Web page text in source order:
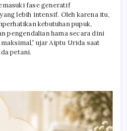
fase generatif
lebih intensif. Oleh karena itu,
kebutuhan pupuk,
pengendalian hama secara dini
ujar Aiptu Urida saat
petani.